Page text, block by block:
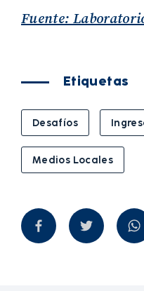
Fuente:
Etiquetas
Desafíos
Medios Locales